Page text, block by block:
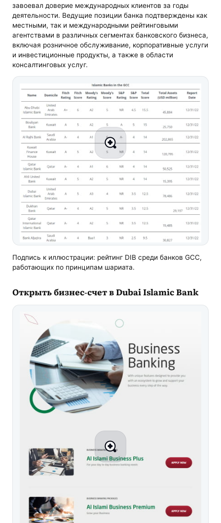
завоевал доверие международных клиентов за годы
деятельности. Ведущие позиции банка подтверждены как
местными, так и международными рейтинговыми
агентствами в различных сегментах банковского бизнеса,
включая розничное обслуживание, корпоративные услуги
и инвестиционные продукты, а также в области
консалтинговых услуг.
Подпись к иллюстрации: рейтинг DIB среди банков GCC,
работающих по принципам шариата.
Открыть бизнес-счет в Dubai Islamic Bank